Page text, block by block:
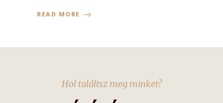
READ MORE
Hol találtsz meg minket?